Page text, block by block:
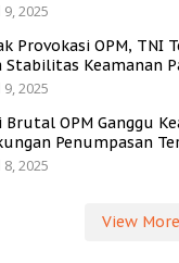
2025
Provokasi OPM, TNI
Stabilitas Keamanan
2025
Brutal OPM Ganggu
Penumpasan
2025
View More